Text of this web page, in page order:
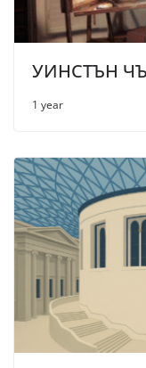
УИНСТЪН
1 year